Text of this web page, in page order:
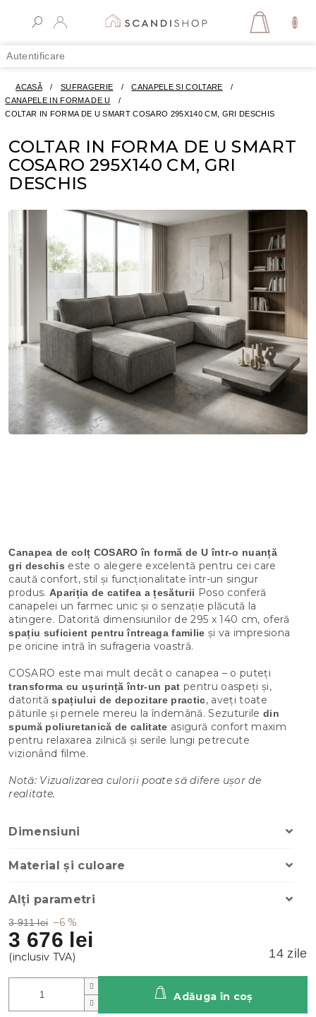
conținut
Autentificare
COŞ
ACASĂ / SUFRAGERIE / CANAPELE SI COLTARE
/
CANAPELE IN FORMA DE U
/
COLTAR IN FORMA DE U SMART COSARO 295X140 CM, GRI DESCHIS
COLTAR IN FORMA DE U SMART
COSARO 295X140 CM, GRI
DESCHIS
3 911 lei –6 %
3 676 lei
14 zile
Adăuga în coş
Canapea de colț COSARO în formă de U într-o nuanță
gri deschis este o alegere excelentă pentru cei care
caută confort, stil și funcționalitate într-un singur
produs. Apariția de catifea a țesăturii Poso conferă
canapelei un farmec unic și o senzație plăcută la
atingere. Datorită dimensiunilor de 295 x 140 cm, oferă
spațiu suficient pentru întreaga familie și va impresiona
pe oricine intră în sufrageria voastră.
COSARO este mai mult decât o canapea – o puteți
transforma cu ușurință într-un pat pentru oaspeți și,
datorităspațiului de depozitare practic, aveți toate
păturile și pernele mereu la îndemână. Sezuturile din
spumă poliuretanică de calitate asigură confort maxim
pentru relaxarea zilnică și serile lungi petrecute
vizionând filme.
Notă: Vizualizarea culorii poate să difere ușor de
realitate.
Dimensiuni
Material și culoare
Alți parametri